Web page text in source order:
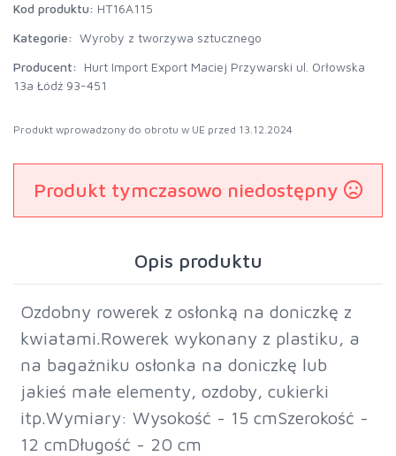
Kod produktu: HT16A115
Kategorie: Wyroby z tworzywa sztucznego
Producent:
Hurt Import Export Maciej Przywarski ul. Orłowska
13a Łódź 93-451
Produkt wprowadzony do obrotu w UE przed 13.12.2024
Produkt tymczasowo niedostępny
Opis produktu
Ozdobny rowerek z osłonką na doniczkę z
kwiatami.Rowerek wykonany z plastiku, a
na bagażniku osłonka na doniczkę lub
jakieś małe elementy, ozdoby, cukierki
itp.Wymiary: Wysokość - 15 cmSzerokość -
12 cmDługość - 20 cm